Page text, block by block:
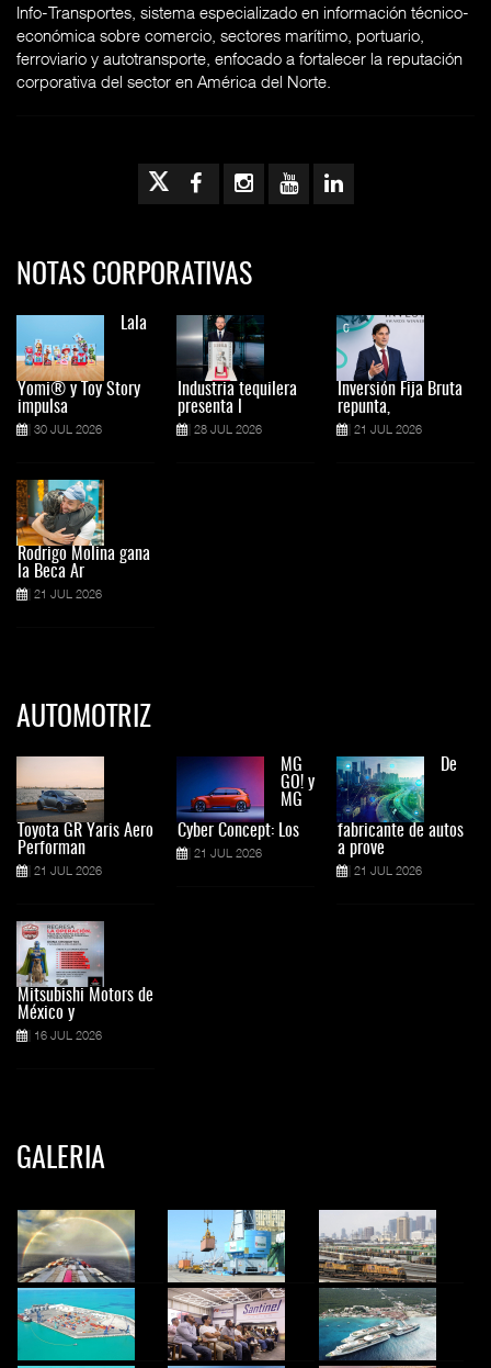
Info-Transportes, sistema especializado en información técnico-
económica sobre comercio, sectores marítimo, portuario,
ferroviario y autotransporte, enfocado a fortalecer la reputación
corporativa del sector en América del Norte.
NOTAS CORPORATIVAS
Lala
Yomi® y Toy Story
impulsa
30 JUL 2026
Rodrigo Molina gana
la Beca Ar
21 JUL 2026
Industria tequilera
presenta l
28 JUL 2026
Inversión Fija Bruta
repunta,
21 JUL 2026
AUTOMOTRIZ
Toyota GR Yaris Aero
Performan
21 JUL 2026
Mitsubishi Motors de
México y
16 JUL 2026
MG
GO! y
MG
Cyber Concept: Los
21 JUL 2026
De
fabricante de autos
a prove
21 JUL 2026
GALERIA